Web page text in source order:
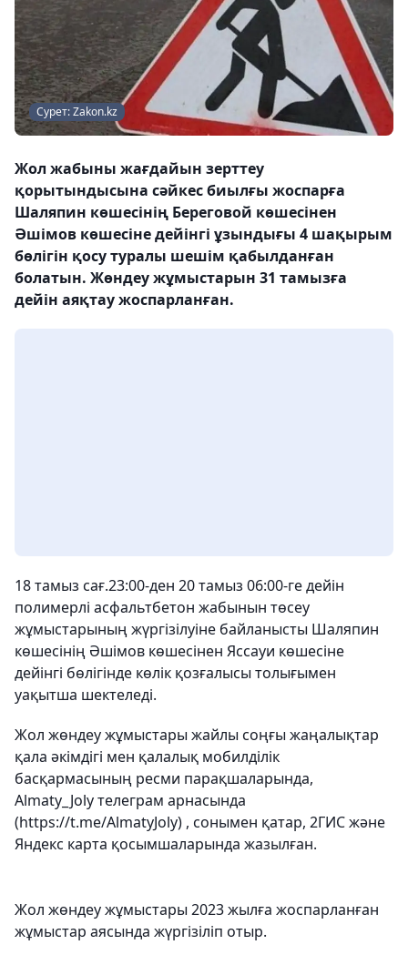
Сурет: Zakon.kz
Жол жабыны жағдайын зерттеу
қорытындысына сәйкес биылғы жоспарға
Шаляпин көшесінің Береговой көшесінен
Әшімов көшесіне дейінгі ұзындығы 4 шақырым
бөлігін қосу туралы шешім қабылданған
болатын. Жөндеу жұмыстарын 31 тамызға
дейін аяқтау жоспарланған.
18 тамыз сағ.23:00-ден 20 тамыз 06:00-ге дейін
полимерлі асфальтбетон жабынын төсеу
жұмыстарының жүргізілуіне байланысты Шаляпин
көшесінің Әшімов көшесінен Яссауи көшесіне
дейінгі бөлігінде көлік қозғалысы толығымен
уақытша шектеледі.
Жол жөндеу жұмыстары жайлы соңғы жаңалықтар
қала әкімдігі мен қалалық мобилділік
басқармасының ресми парақшаларында,
Almaty_Joly телеграм арнасында
(https://t.me/AlmatyJoly) , сонымен қатар, 2ГИС және
Яндекс карта қосымшаларында жазылған.
Жол жөндеу жұмыстары 2023 жылға жоспарланған
жұмыстар аясында жүргізіліп отыр.